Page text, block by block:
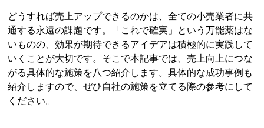
どうすれば売上アップできるのかは、全ての小売業者に共
通する永遠の課題です。「これで確実」という万能薬はな
いものの、効果が期待できるアイデアは積極的に実践して
いくことが大切です。そこで本記事では、売上向上につな
がる具体的な施策を八つ紹介します。具体的な成功事例も
紹介しますので、ぜひ自社の施策を立てる際の参考にして
ください。